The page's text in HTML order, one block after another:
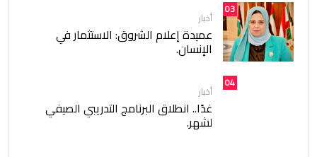
03
أخبار
عميدة إعلام الشروق: الاستثمار في
الإنسان.
04
أخبار
غدًا.. انطلاق البرنامج التدريبي الصيفي
لشهر.